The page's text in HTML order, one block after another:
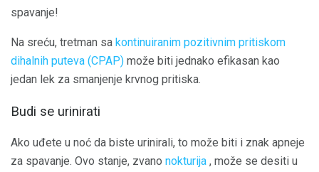
spavanje!
Na sreću, tretman sa kontinuiranim pozitivnim pritiskom
dihalnih puteva (CPAP) može biti jednako efikasan kao
jedan lek za smanjenje krvnog pritiska.
Budi se urinirati
Ako uđete u noć da biste urinirali, to može biti i znak apneje
za spavanje. Ovo stanje, zvano nokturija , može se desiti u